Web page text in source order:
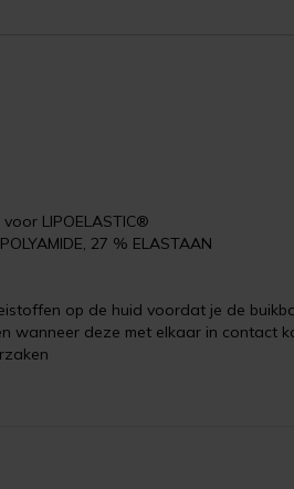
LIPOELASTIC®
27 % ELASTAAN
op de huid voordat je de
wanneer deze met elkaar in contact